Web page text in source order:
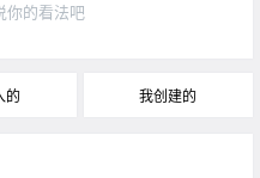
你的看法吧
的 我创建的